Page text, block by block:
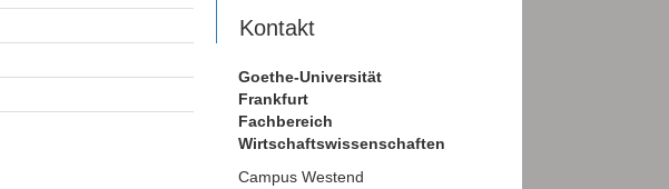
Kontakt
Goethe-Universität
Frankfurt
Fachbereich
Wirtschaftswissenschaften
Campus Westend